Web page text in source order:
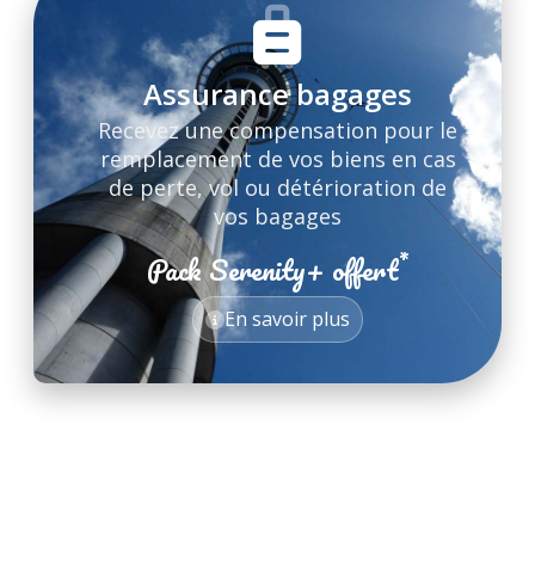
Assurance bagages
Recevez une compensation pour le
remplacement de vos biens en cas
de perte, vol ou détérioration de
vos bagages
Pack Serenity+ offert*
En savoir plus